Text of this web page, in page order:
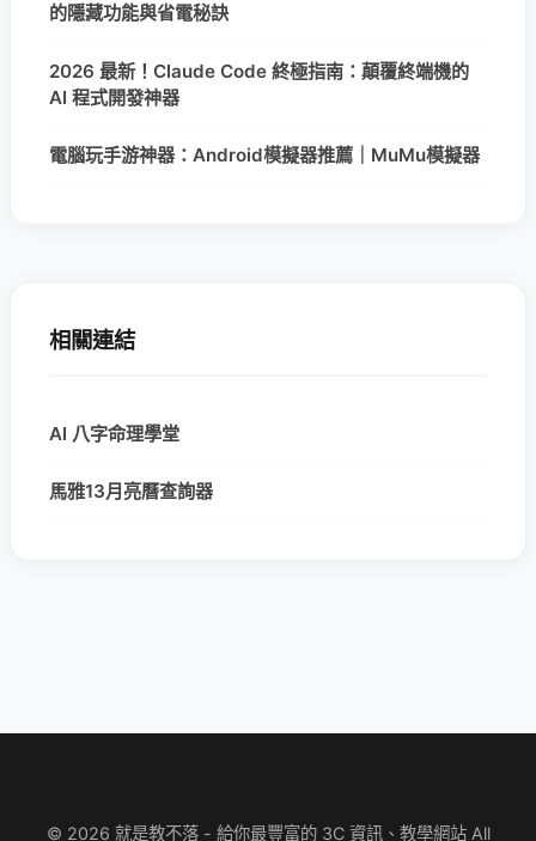
的隱藏功能與省電秘訣
2026 最新！Claude Code 終極指南：顛覆終端機的
AI 程式開發神器
電腦玩手游神器：Android模擬器推薦｜MuMu模擬器
相關連結
AI 八字命理學堂
馬雅13月亮曆查詢器
© 2026 就是教不落 - 給你最豐富的 3C 資訊、教學網站 All